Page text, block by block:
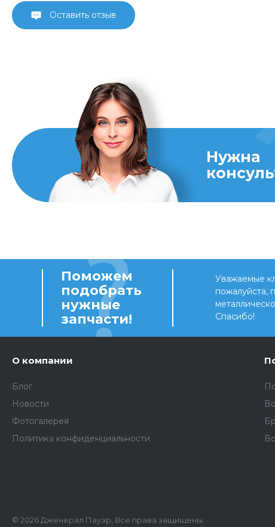
Оставить отзыв
Нужна
Поможем
подобрать
нужные
запчасти!
Уважаемые
пожалуйста,
Спасибо!
О компании
Блог
Новости
Фотогалерея
Политика конфиденциальности
© 2026 Дженерал Пауэр, Все права защищены